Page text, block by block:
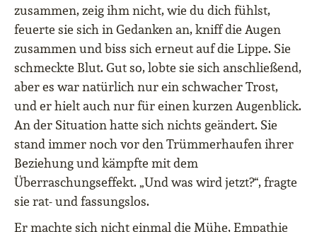
zusammen, zeig ihm nicht, wie du dich fühlst,
feuerte sie sich in Gedanken an, kniff die Augen
zusammen und biss sich erneut auf die Lippe. Sie
schmeckte Blut. Gut so, lobte sie sich anschließend,
aber es war natürlich nur ein schwacher Trost,
und er hielt auch nur für einen kurzen Augenblick.
An der Situation hatte sich nichts geändert. Sie
stand immer noch vor den Trümmerhaufen ihrer
Beziehung und kämpfte mit dem
Überraschungseffekt. „Und was wird jetzt?“, fragte
sie rat- und fassungslos.
Er machte sich nicht einmal die Mühe, Empathie